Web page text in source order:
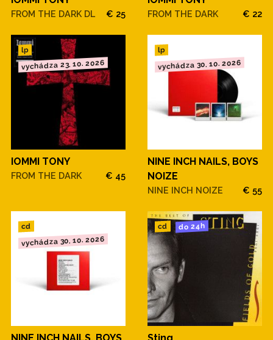
FROM THE DARK DL € 25 FROM THE DARK € 22
lp
vychádza 23. 10. 2026
IOMMI TONY
FROM THE DARK € 45
lp
vychádza 30. 10. 2026
NINE INCH NAILS, BOYS
NOIZE
NINE INCH NOIZE € 55
cd
vychádza 30. 10. 2026
cd do 24h